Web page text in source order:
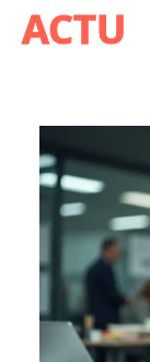
ACTU